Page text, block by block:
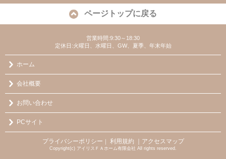
ページトップに戻る
営業時間:9:30～18:30
定休日:火曜日、水曜日、GW、夏季、年末年始
ホーム
会社概要
お問い合わせ
PCサイト
プライバシーポリシー ｜ 利用規約 ｜アクセスマップ
Copyright(c) アイリスＦＡホーム有限会社 All rights reserved.